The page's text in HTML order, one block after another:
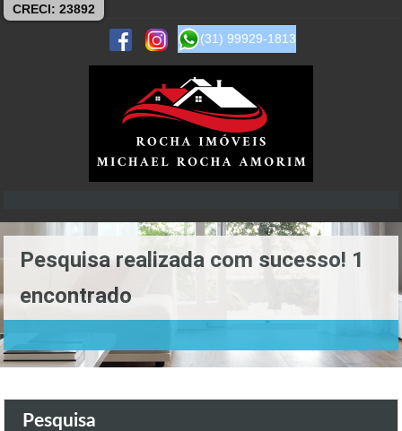
CRECI: 23892
(31) 99929-1813
Pesquisa realizada com sucesso! 1
encontrado
Pesquisa